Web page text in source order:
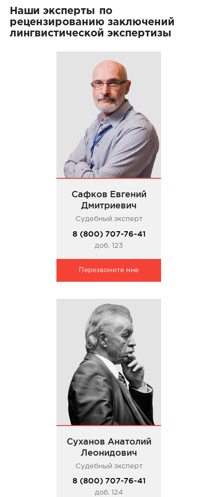
Наши эксперты по
рецензированию заключений
лингвистической экспертизы
Сафков Евгений
Дмитриевич
Судебный эксперт
8 (800) 707-76-41
доб. 123
Перезвоните мне
Суханов Анатолий
Леонидович
Судебный эксперт
8 (800) 707-76-41
доб. 124